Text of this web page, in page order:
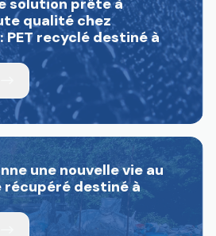
solution prête à
qualité chez
PET recyclé destiné à
une nouvelle vie au
destiné à